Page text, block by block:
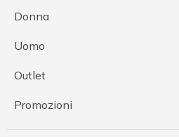
Donna
Uomo
Outlet
Promozioni